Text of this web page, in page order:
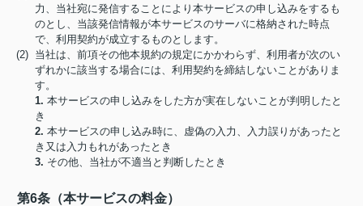
力、当社宛に発信することにより本サービスの申し込みをするも
のとし、当該発信情報が本サービスのサーバに格納された時点
で、利用契約が成立するものとします。
(2) 当社は、前項その他本規約の規定にかかわらず、利用者が次のい
ずれかに該当する場合には、利用契約を締結しないことがありま
す。
1. 本サービスの申し込みをした方が実在しないことが判明したと
き
2. 本サービスの申し込み時に、虚偽の入力、入力誤りがあったと
き又は入力もれがあったとき
3. その他、当社が不適当と判断したとき
第6条（本サービスの料金）